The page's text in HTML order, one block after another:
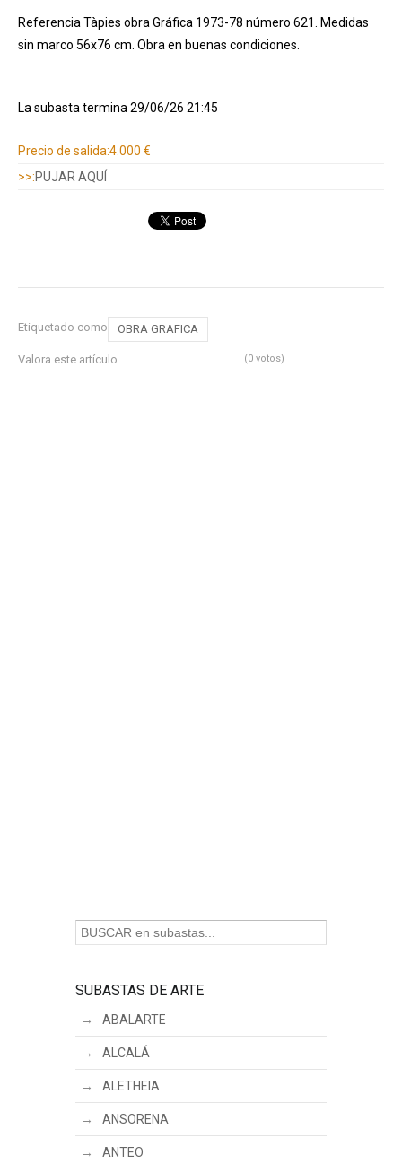
Referencia Tàpies obra Gráfica 1973-78 número 621. Medidas
sin marco 56x76 cm. Obra en buenas condiciones.
La subasta termina 29/06/26 21:45
Precio de salida:4.000 €
>>:PUJAR AQUÍ
Etiquetado como OBRA GRAFICA
Valora este artículo (0 votos)
SUBASTAS DE ARTE
ABALARTE
ALCALÁ
ALETHEIA
ANSORENA
ANTEO